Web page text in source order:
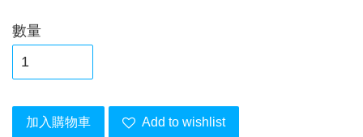
數量
加入購物車 Add to wishlist